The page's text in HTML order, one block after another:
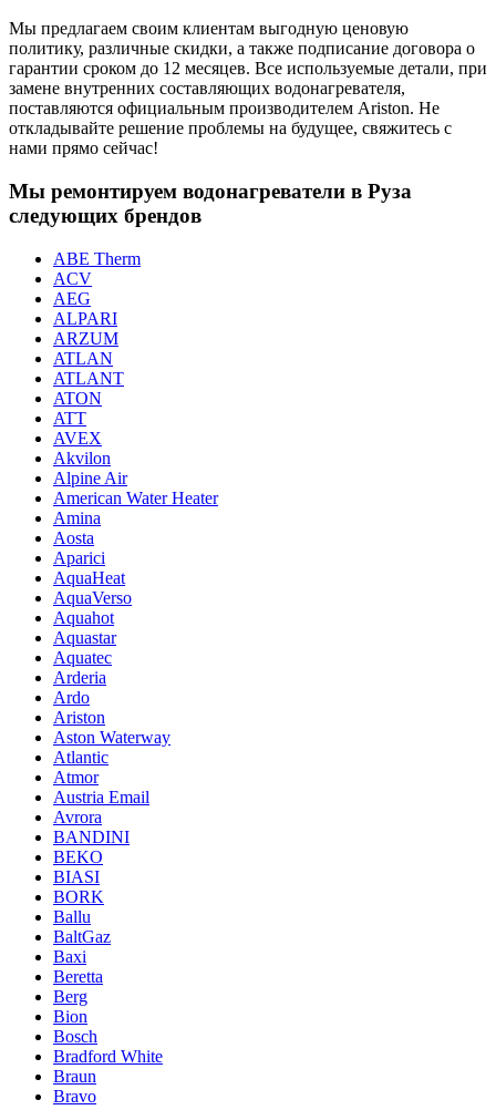
Мы предлагаем своим клиентам выгодную ценовую
политику, различные скидки, а также подписание договора о
гарантии сроком до 12 месяцев. Все используемые детали, при
замене внутренних составляющих водонагревателя,
поставляются официальным производителем Ariston. Не
откладывайте решение проблемы на будущее, свяжитесь с
нами прямо сейчас!
Мы ремонтируем водонагреватели в Руза
следующих брендов
ABE Therm
ACV
AEG
ALPARI
ARZUM
ATLAN
ATLANT
ATON
ATT
AVEX
Akvilon
Alpine Air
American Water Heater
Amina
Aosta
Aparici
AquaHeat
AquaVerso
Aquahot
Aquastar
Aquatec
Arderia
Ardo
Ariston
Aston Waterway
Atlantic
Atmor
Austria Email
Avrora
BANDINI
BEKO
BIASI
BORK
Ballu
BaltGaz
Baxi
Beretta
Berg
Bion
Bosch
Bradford White
Braun
Bravo